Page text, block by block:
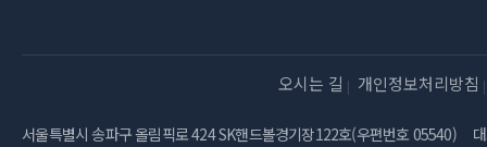
오시는 길 개인정보처리방침
서울특별시 송파구 올림픽로 424 SK핸드볼경기장122호(우편번호 05540)